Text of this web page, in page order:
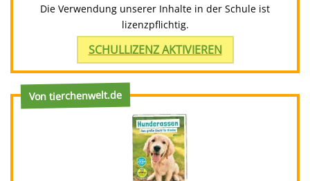
Die Verwendung unserer Inhalte in der Schule ist
lizenzpflichtig.
SCHULLIZENZ AKTIVIEREN
Von tierchenwelt.de